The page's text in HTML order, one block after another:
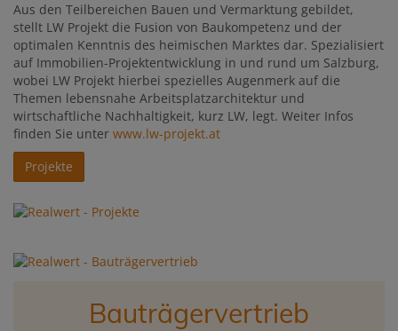
Aus den Teilbereichen Bauen und Vermarktung gebildet,
stellt LW Projekt die Fusion von Baukompetenz und der
optimalen Kenntnis des heimischen Marktes dar. Spezialisiert
auf Immobilien-Projektentwicklung in und rund um Salzburg,
wobei LW Projekt hierbei spezielles Augenmerk auf die
Themen lebensnahe Arbeitsplatzarchitektur und
wirtschaftliche Nachhaltigkeit, kurz LW, legt. Weiter Infos
finden Sie unter www.lw-projekt.at
Projekte
Bauträgervertrieb